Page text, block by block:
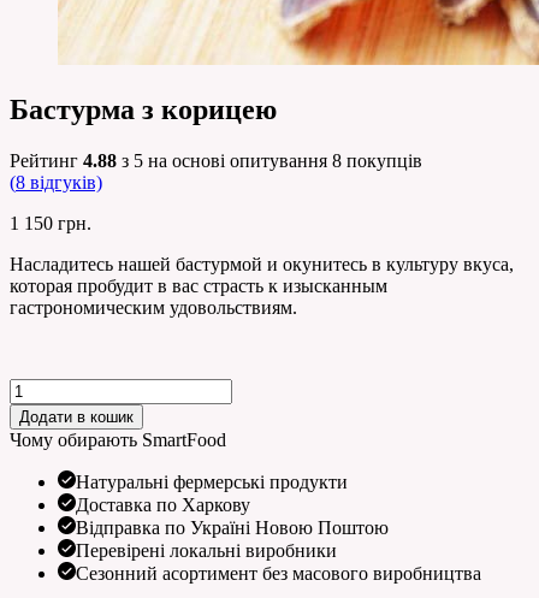
Бастурма з корицею
Рейтинг 4.88 з 5 на основі опитування 8 покупців
(8 відгуків)
1 150 грн.
Насладитесь нашей бастурмой и окунитесь в культуру вкуса,
которая пробудит в вас страсть к изысканным
гастрономическим удовольствиям.
Бастурма
з
корицею
кількість
Додати в кошик
Чому обирають SmartFood
Натуральні фермерські продукти
Доставка по Харкову
Відправка по Україні Новою Поштою
Перевірені локальні виробники
Сезонний асортимент без масового виробництва